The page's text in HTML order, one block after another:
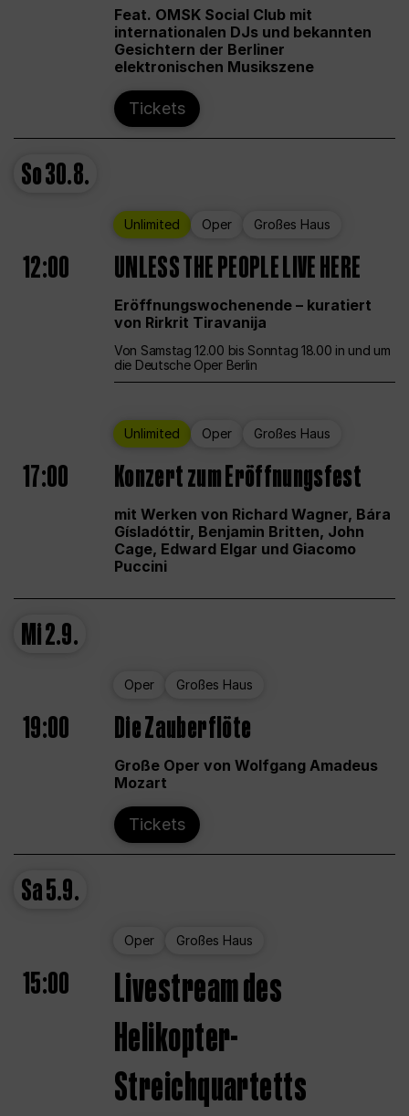
Feat. OMSK Social Club mit
internationalen DJs und bekannten
Gesichtern der Berliner
elektronischen Musikszene
Tickets
So30.8.
Unlimited Oper Großes Haus
12:00 UNLESS THE PEOPLE LIVE HERE
Eröffnungswochenende – kuratiert
von Rirkrit Tiravanija
Von Samstag 12.00 bis Sonntag 18.00 in und um
die Deutsche Oper Berlin
Unlimited Oper Großes Haus
17:00 Konzert zum Eröffnungsfest
mit Werken von Richard Wagner, Bára
Gísladóttir, Benjamin Britten, John
Cage, Edward Elgar und Giacomo
Puccini
Mi2.9.
Oper Großes Haus
19:00 Die Zauberflöte
Große Oper von Wolfgang Amadeus
Mozart
Tickets
Sa5.9.
Oper Großes Haus
15:00
Livestream des
Helikopter-
Streichquartetts